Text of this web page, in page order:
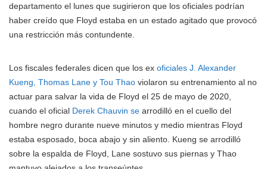
departamento el lunes que sugirieron que los oficiales podrían
haber creído que Floyd estaba en un estado agitado que provocó
una restricción más contundente.
Los fiscales federales dicen que los ex oficiales J. Alexander
Kueng, Thomas Lane y Tou Thao violaron su entrenamiento al no
actuar para salvar la vida de Floyd el 25 de mayo de 2020,
cuando el oficial Derek Chauvin se arrodilló en el cuello del
hombre negro durante nueve minutos y medio mientras Floyd
estaba esposado, boca abajo y sin aliento. Kueng se arrodilló
sobre la espalda de Floyd, Lane sostuvo sus piernas y Thao